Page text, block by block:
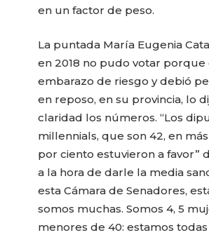
en un factor de peso.
La puntada María Eugenia
en 2018 no pudo votar
embarazo de riesgo y debió
en reposo, en su provincia, lo
claridad los números. “Los
millennials, que son 42, en
por ciento estuvieron a favor”
a la hora de darle la media
esta Cámara de Senadores,
somos muchas. Somos 4, 5
menores de 40: estamos